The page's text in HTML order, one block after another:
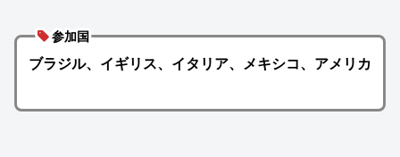
参加国
ブラジル、イギリス、イタリア、メキシコ、アメリカ